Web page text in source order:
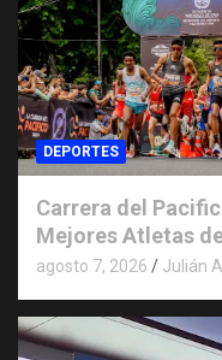
DEPORTES
Carrera del
Mejores Atletas
agosto 7, 2026 Julián